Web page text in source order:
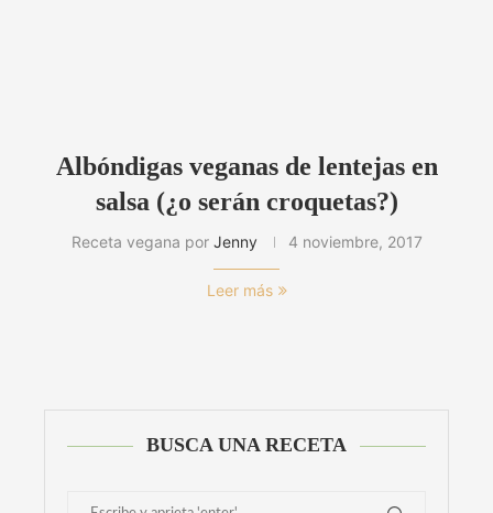
Albóndigas veganas de lentejas en
salsa (¿o serán croquetas?)
Receta vegana por Jenny 4 noviembre, 2017
Leer más
BUSCA UNA RECETA